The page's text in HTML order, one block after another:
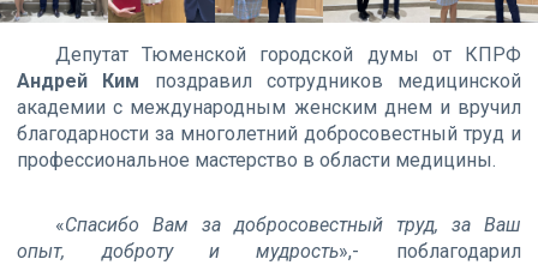
Депутат Тюменской городской думы от КПРФ
Андрей Ким поздравил сотрудников медицинской
академии с международным женским днем и вручил
благодарности за многолетний добросовестный труд и
профессиональное мастерство в области медицины.
«Спасибо Вам за добросовестный труд, за Ваш
опыт, доброту и мудрость»,- поблагодарил